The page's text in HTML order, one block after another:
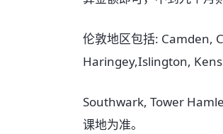
伦敦地区包括: Camden,
Haringey,Islington,
Southwark, Tower
课地为准。